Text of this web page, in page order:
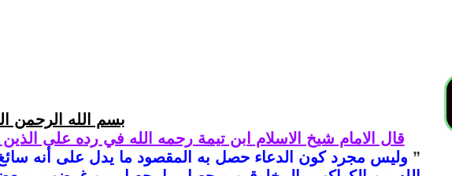
بسم الله الرحمن
قال الامام شيخ الاسلام ابن تيمة رحمه الله في رده على
” وليس مجرد كون الدعاء حصل به المقصود ما يدل على أنه